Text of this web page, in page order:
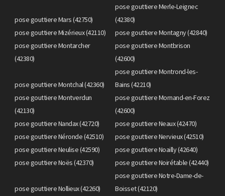
pose gouttiere Mars (42750)
pose gouttiere Merle-Leignec
(42380)
pose gouttiere Mizérieux (42110)
pose gouttiere Montagny (42840)
pose gouttiere Montarcher
(42380)
pose gouttiere Montbrison
(42600)
pose gouttiere Montchal (42360)
pose gouttiere Montrond-les-
Bains (42210)
pose gouttiere Montverdun
(42130)
pose gouttiere Mornand-en-Forez
(42600)
pose gouttiere Nandax (42720)
pose gouttiere Neaux (42470)
pose gouttiere Néronde (42510)
pose gouttiere Nervieux (42510)
pose gouttiere Neulise (42590)
pose gouttiere Noailly (42640)
pose gouttiere Noës (42370)
pose gouttiere Noirétable (42440)
pose gouttiere Nollieux (42260)
pose gouttiere Notre-Dame-de-
Boisset (42120)